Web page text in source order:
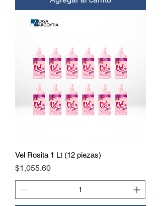
Vel Rosita 1 Lt (12 piezas)
Precio
$1,055.60